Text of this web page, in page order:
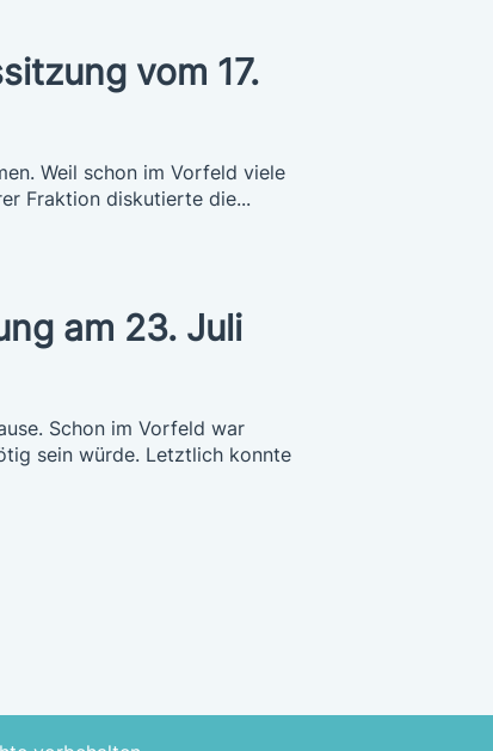
vom 17.
Weil schon im Vorfeld viele
Fraktion diskutierte die...
am 23. Juli
Schon im Vorfeld war
sein würde. Letztlich konnte